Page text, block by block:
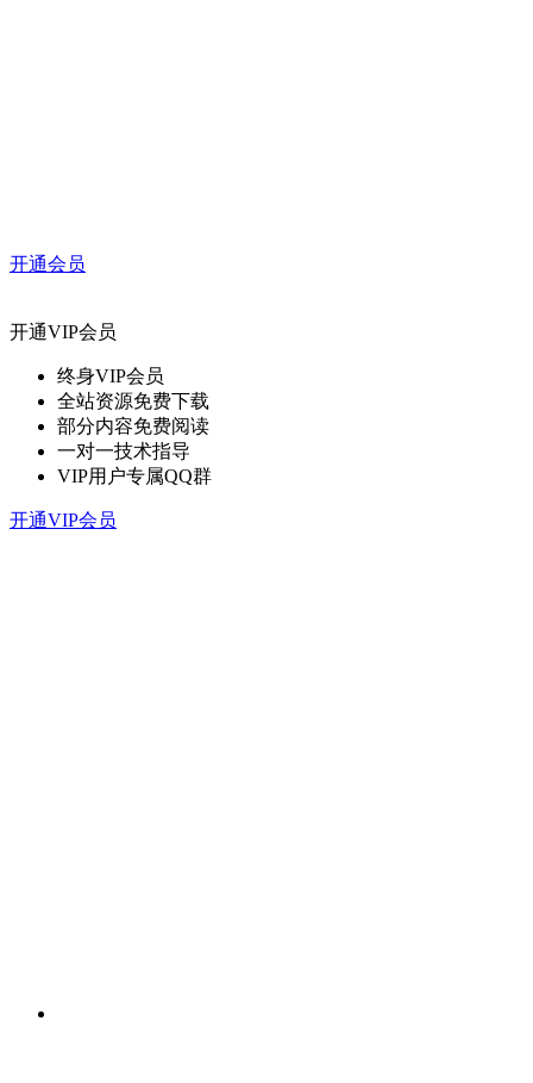
开通会员
开通VIP会员
终身VIP会员
全站资源免费下载
部分内容免费阅读
一对一技术指导
VIP用户专属QQ群
开通VIP会员